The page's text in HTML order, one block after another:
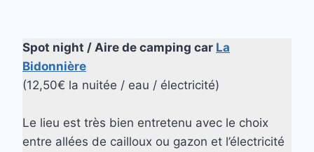
Spot night / Aire de camping car La
Bidonnière
(12,50€ la nuitée / eau / électricité)
Le lieu est très bien entretenu avec le choix
entre allées de cailloux ou gazon et l’électricité